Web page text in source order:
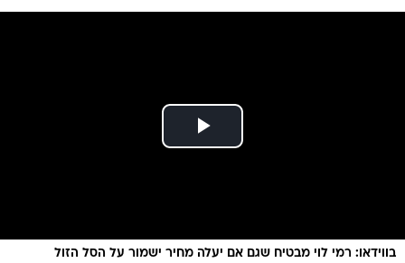
בווידאו: רמי לוי מבטיח שגם אם יעלה מחיר ישמור על הסל הזול